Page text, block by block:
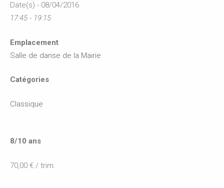
Date(s) - 08/04/2016
17:45 - 19:15
Emplacement
Salle de danse de la Mairie
Catégories
Classique
8/10 ans
70,00 € / trim.